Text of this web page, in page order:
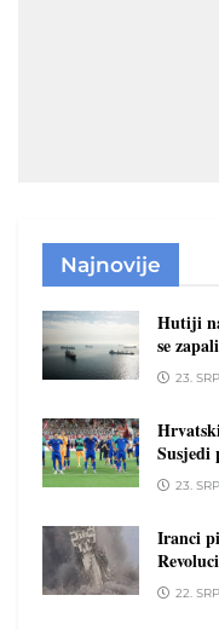
Najnovije
Hutiji
se
23.
Susjedi
23.
Iranci
22.